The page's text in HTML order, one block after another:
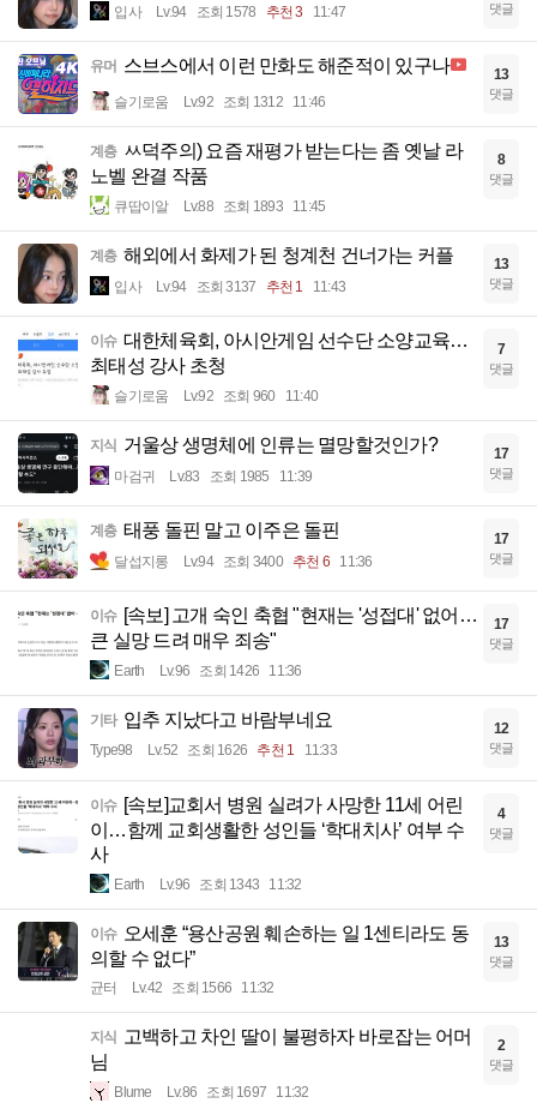
입사 Lv.94 조회 1578 추천 3 11:47 댓글
유머 스브스에서 이런 만화도 해준적이 있구나
슬기로움 Lv.92 조회 1312 11:46
13
댓글
계층 ㅆ덕주의) 요즘 재평가 받는다는 좀 옛날 라
노벨 완결 작품
큐땁이알 Lv.88 조회 1893 11:45
8
댓글
계층 해외에서 화제가 된 청계천 건너가는 커플
입사 Lv.94 조회 3137 추천 1 11:43
13
댓글
이슈 대한체육회, 아시안게임 선수단 소양교육…
최태성 강사 초청
슬기로움 Lv.92 조회 960 11:40
7
댓글
지식 거울상 생명체에 인류는 멸망할것인가?
마검귀 Lv.83 조회 1985 11:39
17
댓글
계층 태풍 돌핀 말고 이주은 돌핀
달섭지롱 Lv.94 조회 3400 추천 6 11:36
17
댓글
이슈 [속보] 고개 숙인 축협 "현재는 '성접대' 없어…
큰 실망 드려 매우 죄송"
Earth Lv.96 조회 1426 11:36
17
댓글
기타 입추 지났다고 바람부네요
Type98 Lv.52 조회 1626 추천 1 11:33
12
댓글
이슈 [속보]교회서 병원 실려가 사망한 11세 어린
이…함께 교회생활한 성인들 ‘학대치사’ 여부 수
사
Earth Lv.96 조회 1343 11:32
4
댓글
이슈 오세훈 “용산공원 훼손하는 일 1센티라도 동
의할 수 없다”
균터 Lv.42 조회 1566 11:32
13
댓글
지식
고백하고 차인 딸이 불평하자 바로잡는 어머
님
Blume Lv.86 조회 1697 11:32
2
댓글